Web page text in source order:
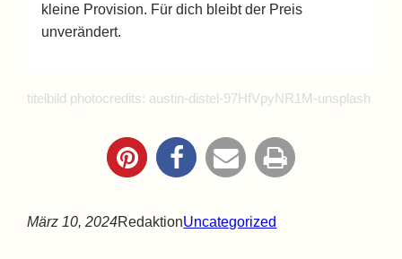
kleine Provision. Für dich bleibt der Preis
unverändert.
titelbild photocredits: austin-distel-97HfVpyNR1M-unsplash
März 10, 2024RedaktionUncategorized